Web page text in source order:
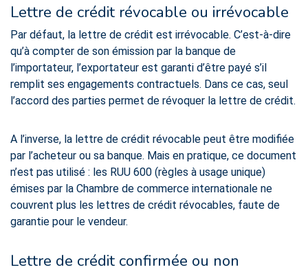
Lettre de crédit révocable ou irrévocable
Par défaut, la lettre de crédit est irrévocable. C’est-à-dire
qu’à compter de son émission par la banque de
l’importateur, l’exportateur est garanti d’être payé s’il
remplit ses engagements contractuels. Dans ce cas, seul
l’accord des parties permet de révoquer la lettre de crédit.
A l’inverse, la lettre de crédit révocable peut être modifiée
par l’acheteur ou sa banque. Mais en pratique, ce document
n’est pas utilisé : les RUU 600 (règles à usage unique)
émises par la Chambre de commerce internationale ne
couvrent plus les lettres de crédit révocables, faute de
garantie pour le vendeur.
Lettre de crédit confirmée ou non